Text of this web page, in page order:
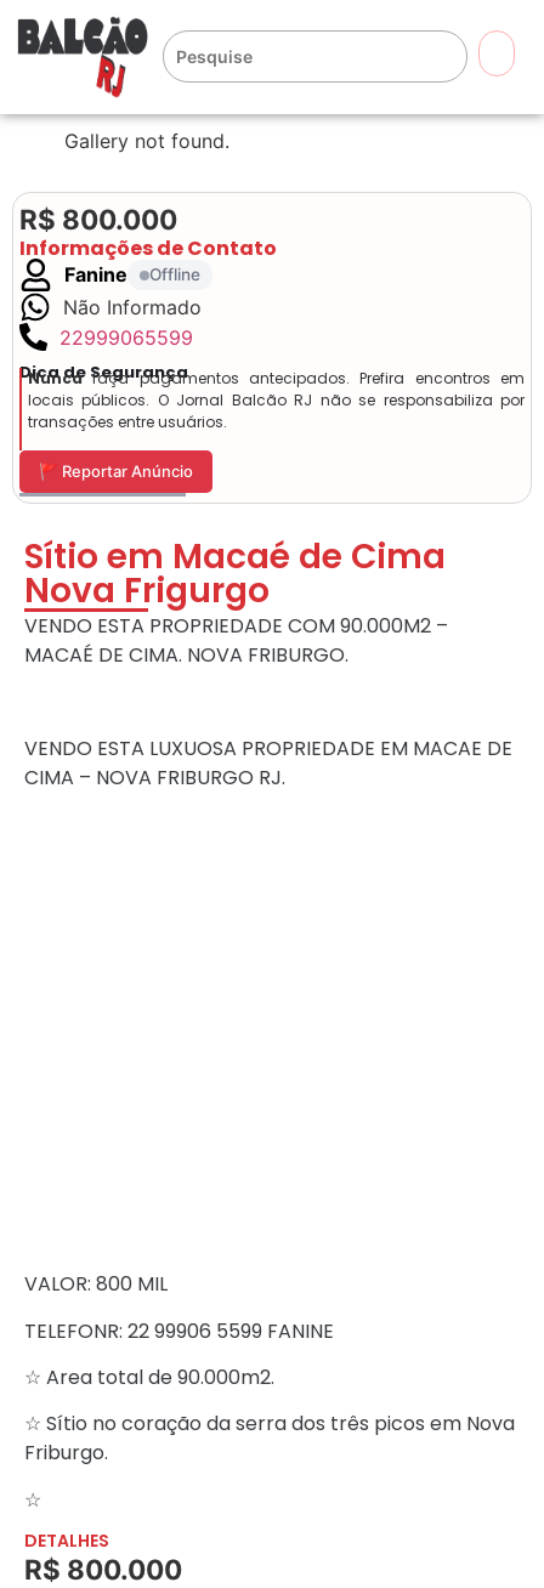
Gallery not found.
R$ 800.000
Informações de Contato
Fanine Offline
Não Informado
22999065599
Dica de Segurança
Nuncafaça pagamentos antecipados. Prefira encontros em
locais públicos. O Jornal Balcão RJ não se responsabiliza por
transações entre usuários.
🚩 Reportar Anúncio
Sítio em Macaé de Cima
Nova Frigurgo
VENDO ESTA PROPRIEDADE COM 90.000M2 –
MACAÉ DE CIMA. NOVA FRIBURGO.
VENDO ESTA LUXUOSA PROPRIEDADE EM MACAE DE
CIMA – NOVA FRIBURGO RJ.
VALOR: 800 MIL
TELEFONR: 22 99906 5599 FANINE
☆ Area total de 90.000m2.
☆ Sítio no coração da serra dos três picos em Nova
Friburgo.
☆
DETALHES
R$ 800.000